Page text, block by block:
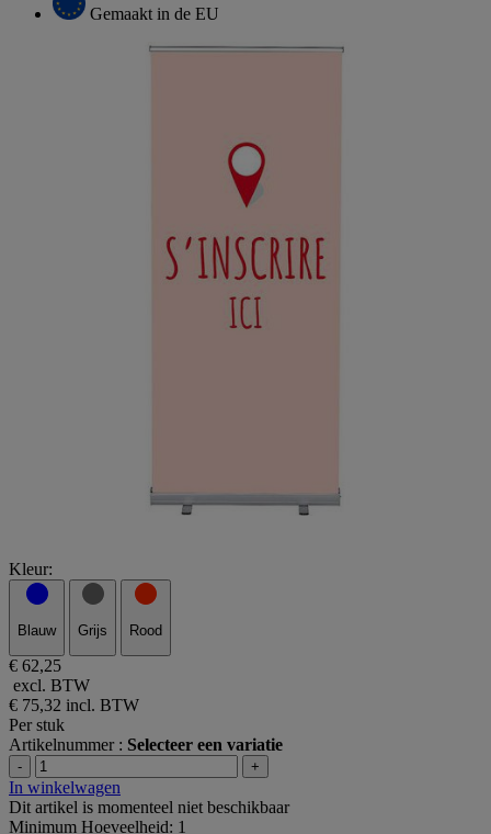
Gemaakt in de EU
Kleur:
Blauw Grijs Rood
€ 62,25
excl. BTW
€ 75,32 incl. BTW
Per stuk
Artikelnummer : Selecteer een variatie
- +
In winkelwagen
Dit artikel is momenteel niet beschikbaar
Minimum Hoeveelheid: 1